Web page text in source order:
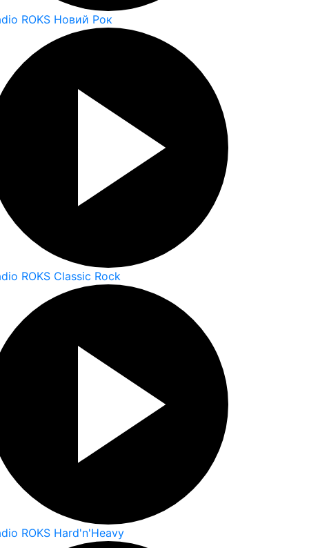
ROKS Новий Рок
ROKS Classic Rock
ROKS Hard'n'Heavy